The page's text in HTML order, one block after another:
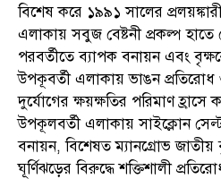
বিশেষ করে ১৯৯১ সালের
এলাকায় সবুজ বেষ্টনী প্রকল্প
পরবর্তীতে ব্যাপক বনায়ন এবং
উপকূবর্তী এলাকায় ভাঙন প্রতিরোধ
দুর্যোগের ক্ষয়ক্ষতির পরিমাণ
উপকূলবর্তী এলাকায় সাইক্লোন
বনায়ন, বিশেষত ম্যানগ্রোভ জাতীয়
ঘূর্ণিঝড়ের বিরুদ্ধে শক্তিশালী